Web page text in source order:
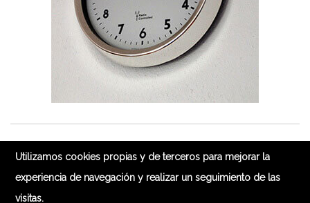
Herreros 32, Bajo D (Madrid) | Registro Sanitario: N
CS10043
© 2015 Urgencias Dentales Madrid
Utilizamos cookies propias y de terceros para mejorar la
experiencia de navegación y realizar un seguimiento de las
visitas.